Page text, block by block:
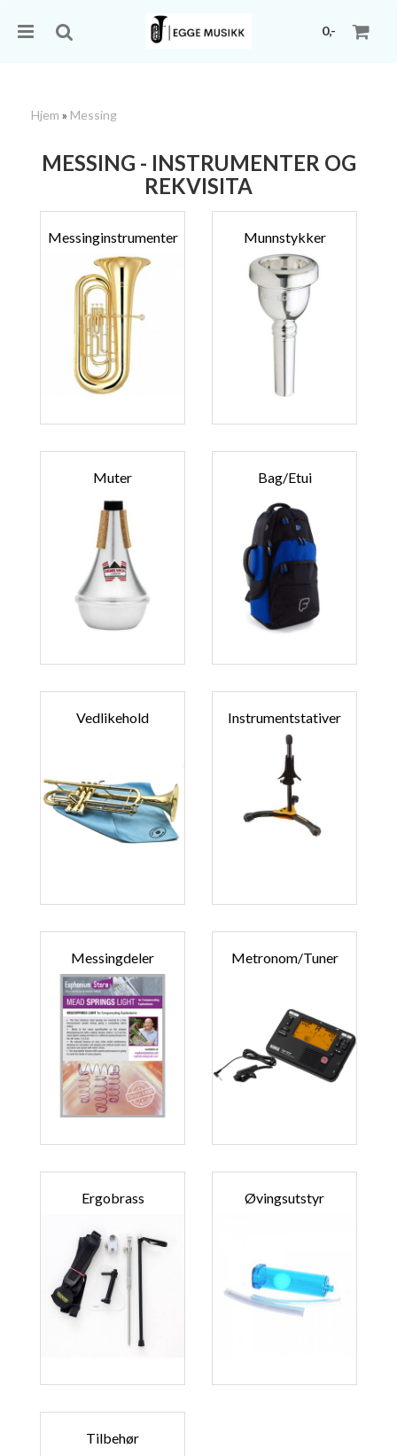
0,-
Hjem » Messing
MESSING - INSTRUMENTER OG
REKVISITA
Messinginstrumenter Munnstykker
Muter Bag/etui
Vedlikehold Instrumentstativer
Messingdeler Metronom/tuner
Ergobrass Øvingsutstyr
Tilbehør